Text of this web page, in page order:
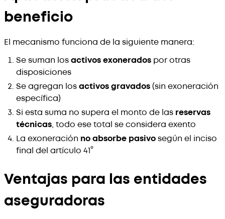
beneficio
El mecanismo funciona de la siguiente manera:
Se suman losactivos exonerados por otras
disposiciones
Se agregan losactivos gravados(sin exoneración
específica)
Si esta suma no supera el monto de las reservas
técnicas, todo ese total se considera exento
La exoneración no absorbe pasivosegún el inciso
final del artículo 41°
Ventajas para las entidades
aseguradoras